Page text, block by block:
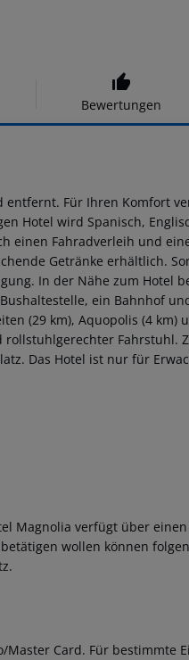
Bewertungen
entfernt. Für Ihren Komfort
Hotel wird Spanisch,
einen Fahradverleih und
Getränke erhältlich.
In der Nähe zum Hotel
ein Bahnhof
(29 km), Aquopolis (4 km)
Fahrstuhl.
Das Hotel ist nur für
Magnolia verfügt über
wollen können
Master Card. Für bestimmte